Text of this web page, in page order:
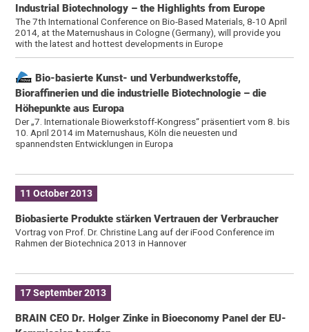
Industrial Biotechnology – the Highlights from Europe
The 7th International Conference on Bio-Based Materials, 8-10 April
2014, at the Maternushaus in Cologne (Germany), will provide you
with the latest and hottest developments in Europe
Bio-basierte Kunst- und Verbundwerkstoffe,
Bioraffinerien und die industrielle Biotechnologie – die
Höhepunkte aus Europa
Der „7. Internationale Biowerkstoff-Kongress“ präsentiert vom 8. bis
10. April 2014 im Maternushaus, Köln die neuesten und
spannendsten Entwicklungen in Europa
11 October 2013
Biobasierte Produkte stärken Vertrauen der Verbraucher
Vortrag von Prof. Dr. Christine Lang auf der iFood Conference im
Rahmen der Biotechnica 2013 in Hannover
17 September 2013
BRAIN CEO Dr. Holger Zinke in Bioeconomy Panel der EU-